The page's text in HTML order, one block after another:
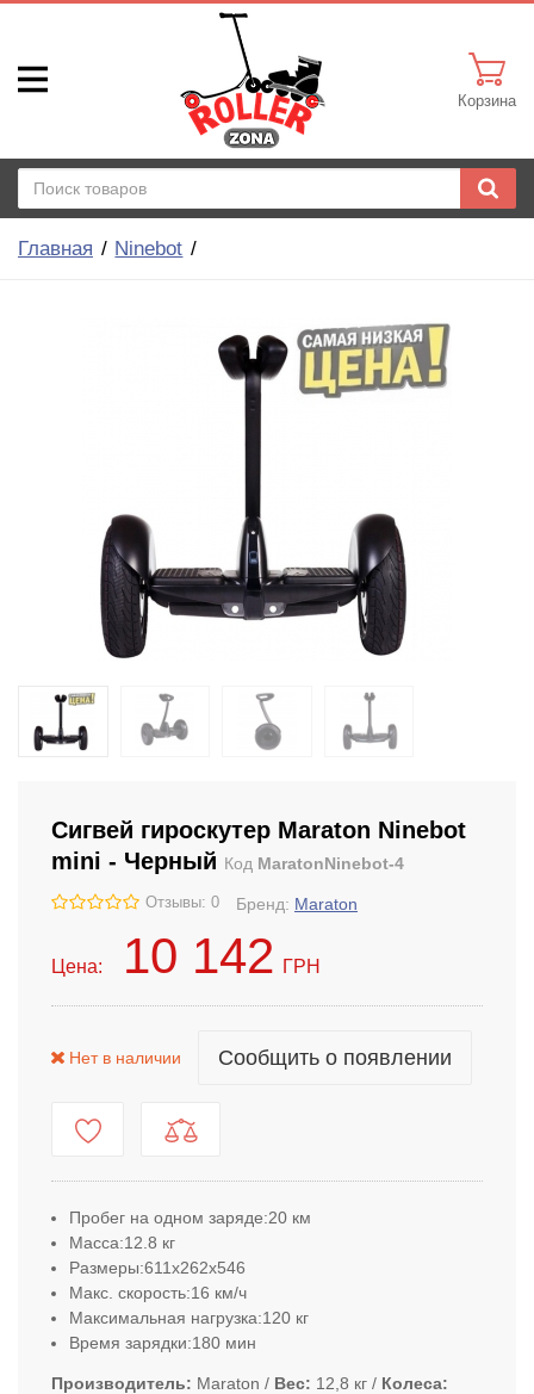
Корзина
Главная Ninebot
Сигвей гироскутер Maraton Ninebot
mini - Черный Код MaratonNinebot-4
Отзывы: 0 Бренд: Maraton
Цена: 10 142 ГРН
Нет в наличии Сообщить о появлении
Пробег на одном заряде:20 км
Масса:12.8 кг
Размеры:611x262x546
Макс. скорость:16 км/ч
Максимальная нагрузка:120 кг
Время зарядки:180 мин
Производитель Maraton Вес 12,8 кг
Колеса